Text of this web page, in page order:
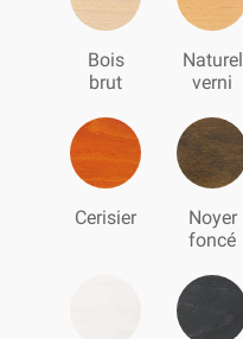
Bois
brut
Naturel
verni
Cerisier
Noyer
foncé